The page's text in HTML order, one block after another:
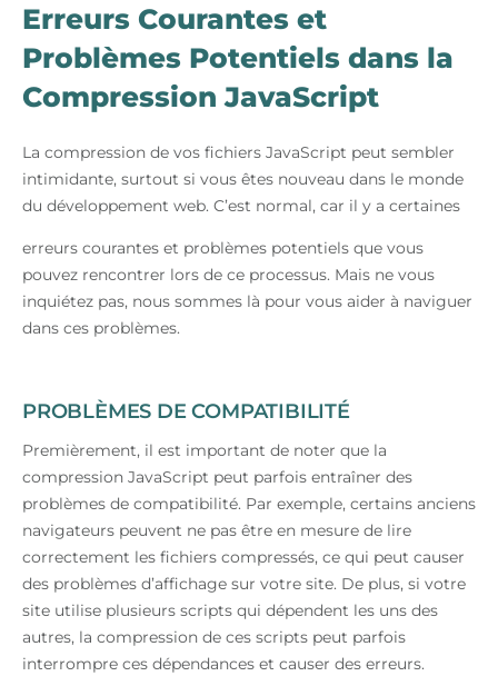
Erreurs Courantes et
Problèmes Potentiels dans la
Compression JavaScript
La compression de vos fichiers JavaScript peut sembler
intimidante, surtout si vous êtes nouveau dans le monde
du développement web. C’est normal, car il y a certaines
erreurs courantes et problèmes potentiels que vous
pouvez rencontrer lors de ce processus. Mais ne vous
inquiétez pas, nous sommes là pour vous aider à naviguer
dans ces problèmes.
PROBLÈMES DE COMPATIBILITÉ
Premièrement, il est important de noter que la
compression JavaScript peut parfois entraîner des
problèmes de compatibilité. Par exemple, certains anciens
navigateurs peuvent ne pas être en mesure de lire
correctement les fichiers compressés, ce qui peut causer
des problèmes d’affichage sur votre site. De plus, si votre
site utilise plusieurs scripts qui dépendent les uns des
autres, la compression de ces scripts peut parfois
interrompre ces dépendances et causer des erreurs.